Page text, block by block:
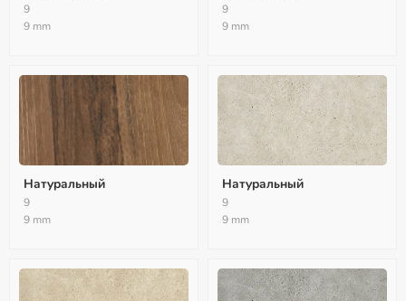
9
9 mm
9
9 mm
Натуральный
9
9 mm
Натуральный
9
9 mm